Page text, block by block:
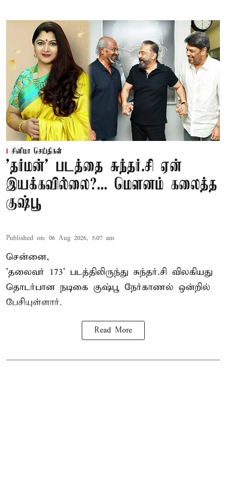
சினிமா செய்திகள்
'தர்மன்' படத்தை சுந்தர்.சி ஏன்
இயக்கவில்லை?... மௌனம் கலைத்த
குஷ்பூ
Published on: 06 Aug 2026, 5:07 am
சென்னை,
'தலைவர் 173' படத்திலிருந்து சுந்தர்.சி விலகியது
தொடர்பான நடிகை குஷ்பூ நேர்காணல் ஒன்றில்
பேசியுள்ளார்.
Read More